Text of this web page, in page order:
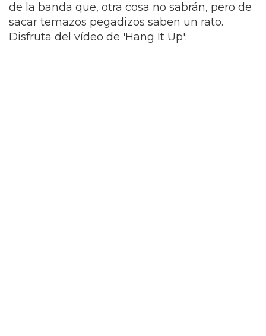
de la banda que, otra cosa no sabrán, pero de
sacar temazos pegadizos saben un rato.
Disfruta del vídeo de 'Hang It Up':